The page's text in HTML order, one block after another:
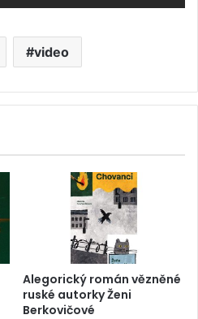
video
Alegorický román vězněné
ruské autorky Ženi
Berkovičové